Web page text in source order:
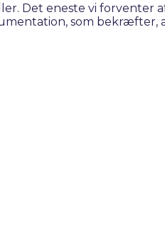
Det eneste vi
som bekræfter,